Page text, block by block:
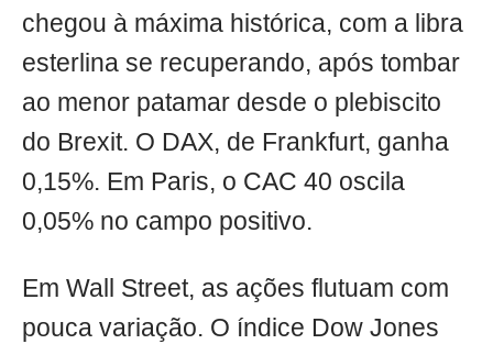
chegou à máxima histórica, com a libra
esterlina se recuperando, após tombar
ao menor patamar desde o plebiscito
do Brexit. O DAX, de Frankfurt, ganha
0,15%. Em Paris, o CAC 40 oscila
0,05% no campo positivo.
Em Wall Street, as ações flutuam com
pouca variação. O índice Dow Jones